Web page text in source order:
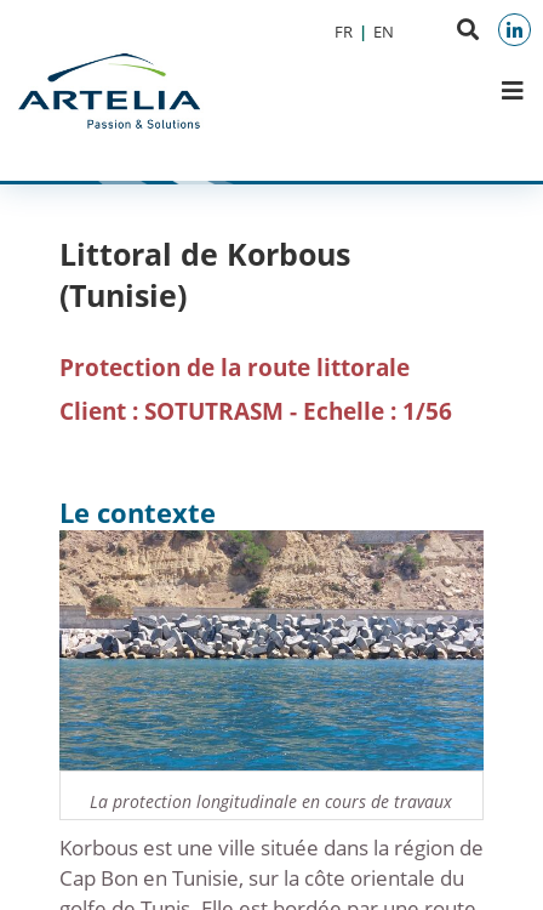
Aller à la recherche
FR EN
Littoral de Korbous
(Tunisie)
Protection de la route littorale
Client : SOTUTRASM - Echelle : 1/56
Le contexte
La protection longitudinale en cours de travaux
Korbous est une ville située dans la région de
Cap Bon en Tunisie, sur la côte orientale du